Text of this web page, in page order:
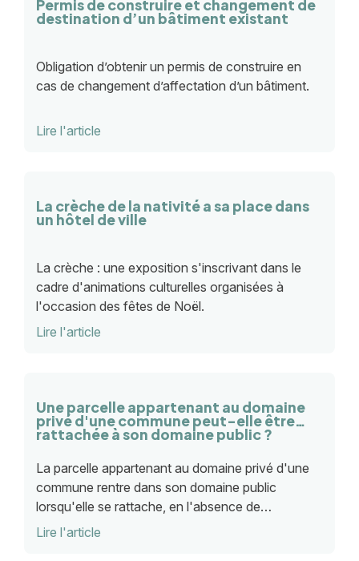
Permis de construire et changement de
destination d’un bâtiment existant
Obligation d’obtenir un permis de construire en
cas de changement d’affectation d’un bâtiment.
Lire l'article
La crèche de la nativité a sa place dans
un hôtel de ville
La crèche : une exposition s'inscrivant dans le
cadre d'animations culturelles organisées à
l'occasion des fêtes de Noël.
Lire l'article
Une parcelle appartenant au domaine
privé d'une commune peut-elle être
rattachée à son domaine public ?
La parcelle appartenant au domaine privé d'une
commune rentre dans son domaine public
lorsqu'elle se rattache, en l'absence de
séparation, à une parcelle affectée à l'usage
Lire l'article